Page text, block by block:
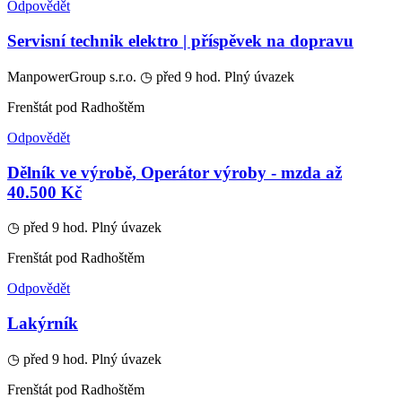
Odpovědět
Servisní technik elektro | příspěvek na dopravu
ManpowerGroup s.r.o. ◷ před 9 hod. Plný úvazek
Frenštát pod Radhoštěm
Odpovědět
Dělník ve výrobě, Operátor výroby - mzda až
40.500 Kč
◷ před 9 hod. Plný úvazek
Frenštát pod Radhoštěm
Odpovědět
Lakýrník
◷ před 9 hod. Plný úvazek
Frenštát pod Radhoštěm